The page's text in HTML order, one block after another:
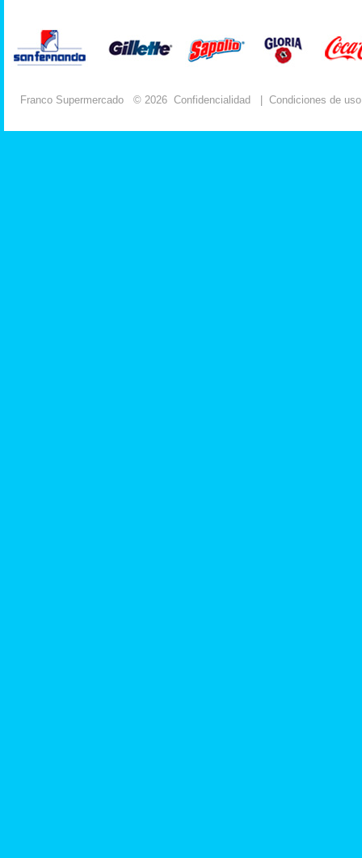
Franco Supermercado © 2026 Confidencialidad Condiciones de uso